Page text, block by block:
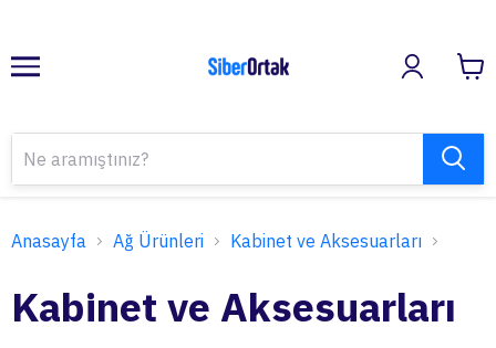
Anasayfa Ağ Ürünleri Kabinet ve Aksesuarları
Kabinet ve Aksesuarları